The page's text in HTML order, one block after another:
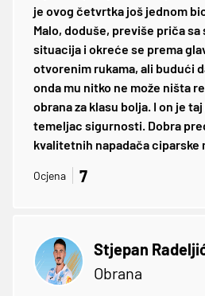
je ovog četvrtka još jednom
Malo, doduše, previše priča sa
situacija i okreće se prema
otvorenim rukama, ali budući
onda mu nitko ne može ništa
obrana za klasu bolja. I on je
temeljac sigurnosti. Dobra
kvalitetnih napadača ciparske
Ocjena 7
Stjepan
Obrana